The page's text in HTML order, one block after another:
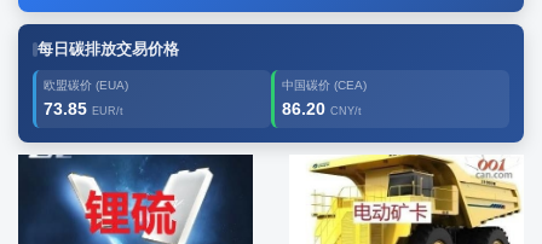
每日碳排放交易价格
欧盟碳价 (EUA)
73.85 EUR/t
中国碳价 (CEA)
86.20 CNY/t
广告2 创新